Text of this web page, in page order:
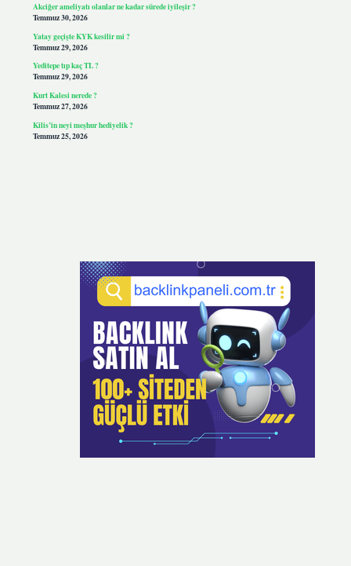
Akciğer ameliyatı olanlar ne kadar sürede iyileşir ?
Temmuz 30, 2026
Yatay geçişte KYK kesilir mi ?
Temmuz 29, 2026
Yeditepe tıp kaç TL ?
Temmuz 29, 2026
Kurt Kalesi nerede ?
Temmuz 27, 2026
Kilis’in neyi meşhur hediyelik ?
Temmuz 25, 2026